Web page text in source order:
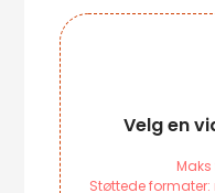
Velg en
Maks
Støttede formater: